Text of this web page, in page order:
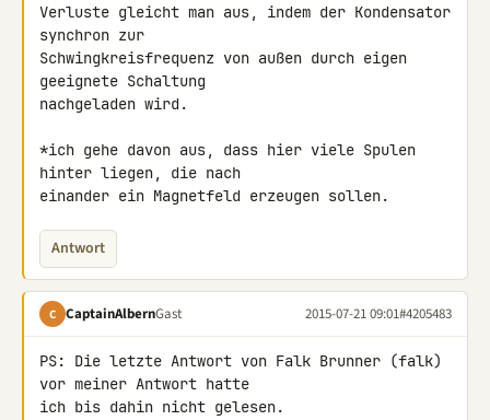
Verluste gleicht man aus, indem der Kondensator
synchron zur
Schwingkreisfrequenz von außen durch eigen
geeignete Schaltung
nachgeladen wird.
*ich gehe davon aus, dass hier viele Spulen
hinter liegen, die nach
einander ein Magnetfeld erzeugen sollen.
Antwort
C CaptainAlbernGast 2015-07-21 09:01#4205483
PS: Die letzte Antwort von Falk Brunner (falk)
vor meiner Antwort hatte
ich bis dahin nicht gelesen.